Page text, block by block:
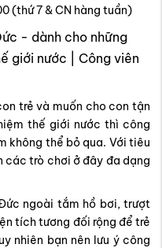
(thứ 7 & CN hàng tuần)
- dành cho những
giới nước | Công viên
trẻ và muốn cho con tận
thế giới nước thì công
không thể bỏ qua. Với tiêu
các trò chơi ở đây đa dạng
ngoài tắm hồ bơi, trượt
tích tương đối rộng để trẻ
nhiên bạn nên lưu ý công